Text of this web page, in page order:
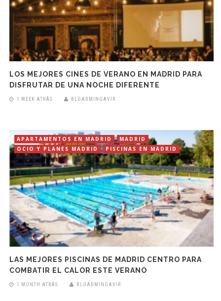
LOS MEJORES CINES DE VERANO EN MADRID PARA
DISFRUTAR DE UNA NOCHE DIFERENTE
1 WEEK ATRÁS BLGADMINGAVIR
APARTAMENTOS EN MADRID
MADRID
OCIO Y PLANES MADRID
PISCINAS EN MADRID
LAS MEJORES PISCINAS DE MADRID CENTRO PARA
COMBATIR EL CALOR ESTE VERANO
1 MONTH ATRÁS BLGADMINGAVIR